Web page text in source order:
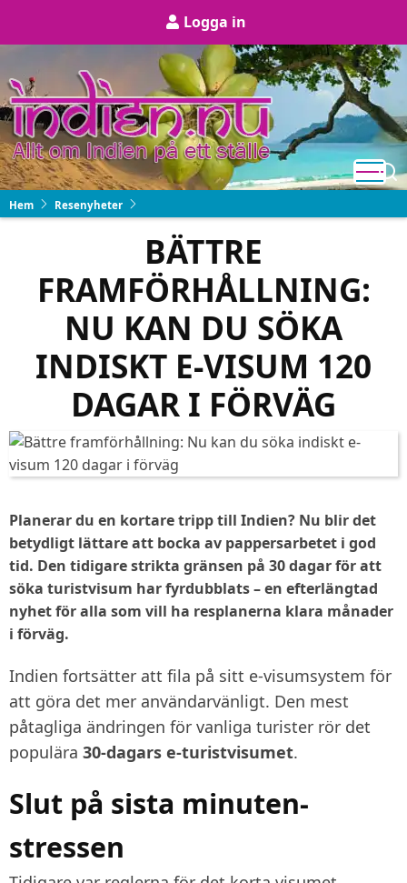
User
account
menu
Logga in
Hem Resenyheter
BÄTTRE
FRAMFÖRHÅLLNING:
NU KAN DU SÖKA
INDISKT E-VISUM 120
DAGAR I FÖRVÄG
Planerar du en kortare tripp till Indien? Nu blir det
betydligt lättare att bocka av pappersarbetet i god
tid. Den tidigare strikta gränsen på 30 dagar för att
söka turistvisum har fyrdubblats – en efterlängtad
nyhet för alla som vill ha resplanerna klara månader
i förväg.
Indien fortsätter att fila på sitt e-visumsystem för
att göra det mer användarvänligt. Den mest
påtagliga ändringen för vanliga turister rör det
populära 30-dagars e-turistvisumet.
Slut på sista minuten-
stressen